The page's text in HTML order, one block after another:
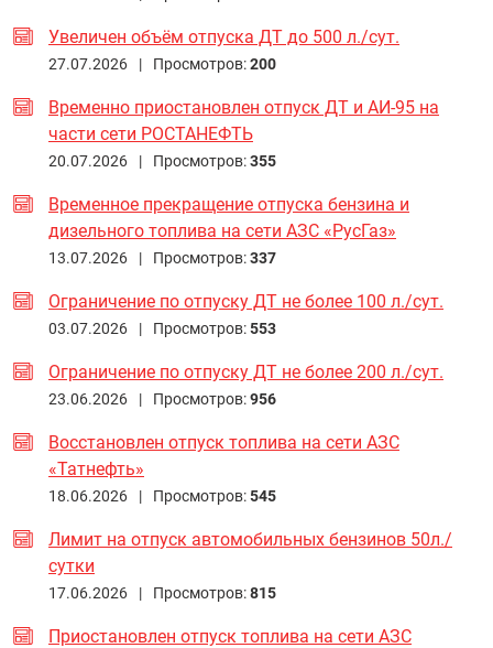
Увеличен объём отпуска ДТ до 500 л./сут.
27.07.2026 | Просмотров:200
Временно приостановлен отпуск ДТ и АИ-95 на
части сети РОСТАНЕФТЬ
20.07.2026 | Просмотров:355
Временное прекращение отпуска бензина и
дизельного топлива на сети АЗС «РусГаз»
13.07.2026 | Просмотров:337
Ограничение по отпуску ДТ не более 100 л./сут.
03.07.2026 | Просмотров:553
Ограничение по отпуску ДТ не более 200 л./сут.
23.06.2026 | Просмотров:956
Восстановлен отпуск топлива на сети АЗС
«Татнефть»
18.06.2026 | Просмотров:545
Лимит на отпуск автомобильных бензинов 50л./
сутки
17.06.2026 | Просмотров:815
Приостановлен отпуск топлива на сети АЗС